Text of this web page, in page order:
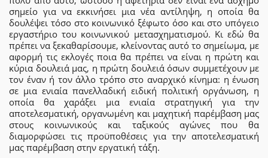
σημείο για να εκκινήσει μια νέα αντίληψη, η οποία θα
δουλέψει τόσο στο κοινωνικό ξέφωτο όσο και στο υπόγειο
εργαστήριο του κοινωνικού μετασχηματισμού. Κι εδώ θα
πρέπει να ξεκαθαρίσουμε, κλείνοντας αυτό το σημείωμα, με
αφορμή τις εκλογές ποια θα πρέπει να είναι η πρώτη και
κύρια δουλειά μας, η πρώτη δουλειά όσων συμμετέχουν με
τον έναν ή τον άλλο τρόπο στο αναρχικό κίνημα: η ένωση
σε μια ενιαία πανελλαδική ειδική πολιτική οργάνωση, η
οποία θα χαράξει μια ενιαία στρατηγική για την
αποτελεσματική, οργανωμένη και μαχητική παρέμβαση μας
στους κοινωνικούς και ταξικούς αγώνες που θα
διαμορφώσει τις προϋποθέσεις για την αποτελεσματική
μας παρέμβαση στην εργατική τάξη.